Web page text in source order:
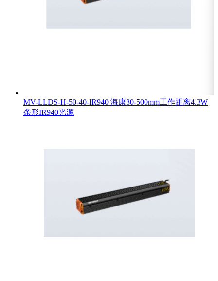
MV-LLDS-H-50-40-IR940 海康30-500mm工作距离4.3W
条形IR940光源